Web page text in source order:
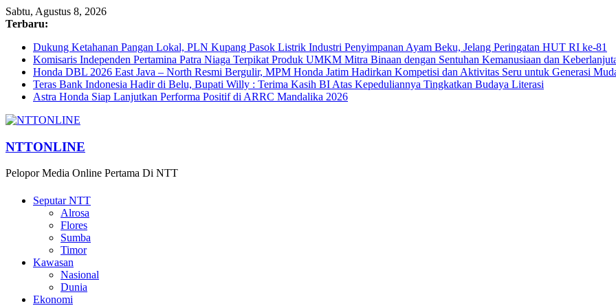
Sabtu, Agustus 8, 2026
Terbaru:
Dukung Ketahanan Pangan Lokal, PLN Kupang Pasok Listrik Industri Penyimpanan Ayam Beku, Jelang Peringatan HUT RI ke-81
Komisaris Independen Pertamina Patra Niaga Terpikat Produk UMKM Mitra Binaan dengan Sentuhan Kemanusiaan dan
Honda DBL 2026 East Java – North Resmi Bergulir, MPM Honda Jatim Hadirkan Kompetisi dan Aktivitas Seru untuk Generasi
Teras Bank Indonesia Hadir di Belu, Bupati Willy : Terima Kasih BI Atas Kepeduliannya Tingkatkan Budaya Literasi
Astra Honda Siap Lanjutkan Performa Positif di ARRC Mandalika 2026
NTTONLINE
Pelopor Media Online Pertama Di NTT
Seputar NTT
Alrosa
Flores
Sumba
Timor
Kawasan
Nasional
Dunia
Ekonomi